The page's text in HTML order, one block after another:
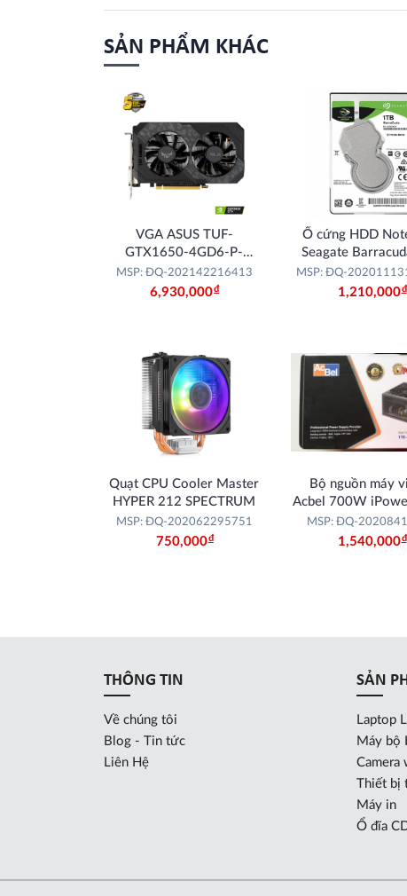
SẢN PHẨM KHÁC
VGA ASUS TUF-
GTX1650-4GD6-P-
GAMING
MSP: ĐQ-202142216413
6,930,000Đ
Ổ cứng HDD
Seagate
2.5" SATA
MSP: ĐQ-
1,210,000Đ
Quạt CPU Cooler Master
HYPER 212 SPECTRUM
MSP: ĐQ-202062295751
750,000Đ
Bộ nguồn máy
Acbel 700W
(PCD004-
MSP: ĐQ-
1,540,000Đ
THÔNG TIN
Về chúng tôi
Blog - Tin tức
Liên Hệ
SẢN
Laptop
Máy bộ
Camera
Thiết bị
Máy in
Ổ đĩa